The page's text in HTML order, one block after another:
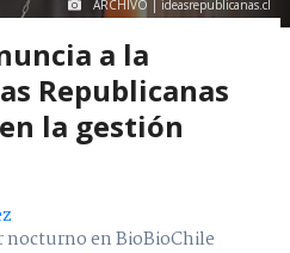
ARCHIVO | ideasrepublicanas.cl
a la
Republicanas
la gestión
nocturno en BioBioChile